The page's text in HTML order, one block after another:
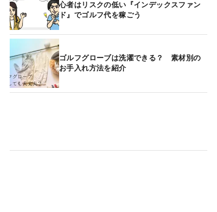
心者はリスクの低い『インデックスファン
ド』でゴルフ代を稼ごう
ゴルフグローブは洗濯できる？ 素材別の
お手入れ方法を紹介